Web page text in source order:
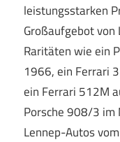
leistungsstarken
Großaufgebot von
Raritäten wie ein
1966, ein Ferrari
ein Ferrari 512M
Porsche 908/3
Lennep-Autos